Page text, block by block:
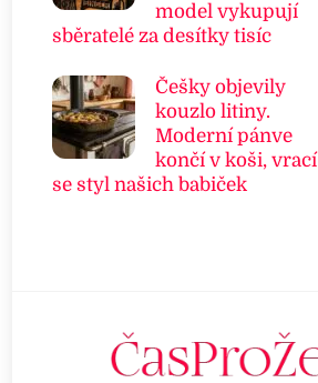
model vykupují
sběratelé za desítky tisíc
Češky objevily
kouzlo litiny.
Moderní pánve
končí v koši, vrací
se styl našich babiček